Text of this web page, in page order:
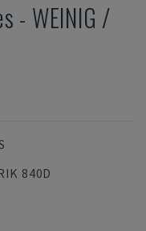
- WEINIG /
840D